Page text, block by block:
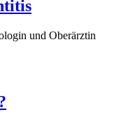
und Oberärztin